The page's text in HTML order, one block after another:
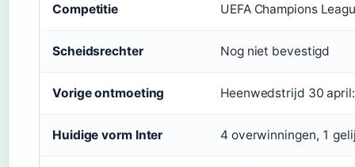
Competitie UEFA Champions
Scheidsrechter Nog niet bevestigd
Vorige ontmoeting Heenwedstrijd 30
Huidige vorm Inter 4 overwinningen, 1